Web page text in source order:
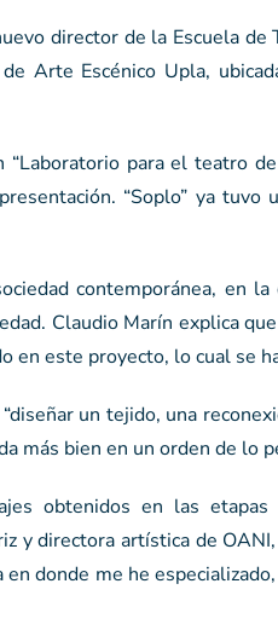
director de la Escuela de
Arte Escénico Upla,
para el teatro
“Soplo” ya tuvo
contemporánea, en la
Claudio Marín explica
este proyecto, lo cual se
un tejido, una
más bien en un orden de lo
obtenidos en las
y directora artística de
donde me he